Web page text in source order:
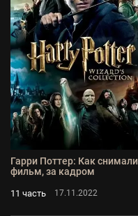
Гарри Поттер: Как снимали
фильм, за кадром
11 часть 17.11.2022